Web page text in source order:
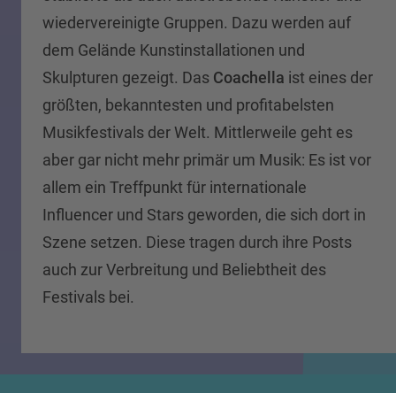
wiedervereinigte Gruppen. Dazu werden auf
dem Gelände Kunstinstallationen und
Skulpturen gezeigt. Das Coachella ist eines der
größten, bekanntesten und profitabelsten
Musikfestivals der Welt. Mittlerweile geht es
aber gar nicht mehr primär um Musik: Es ist vor
allem ein Treffpunkt für internationale
Influencer und Stars geworden, die sich dort in
Szene setzen. Diese tragen durch ihre Posts
auch zur Verbreitung und Beliebtheit des
Festivals bei.